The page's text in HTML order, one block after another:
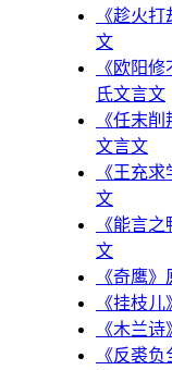
《趁火
文
《欧阳
氏文言文
《任末
文言文
《王充
文
《能言
文
《奇鹰
《挂枝
《木兰
《反裘